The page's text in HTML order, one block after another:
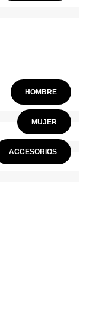
HOMBRE
MUJER
ACCESORIOS